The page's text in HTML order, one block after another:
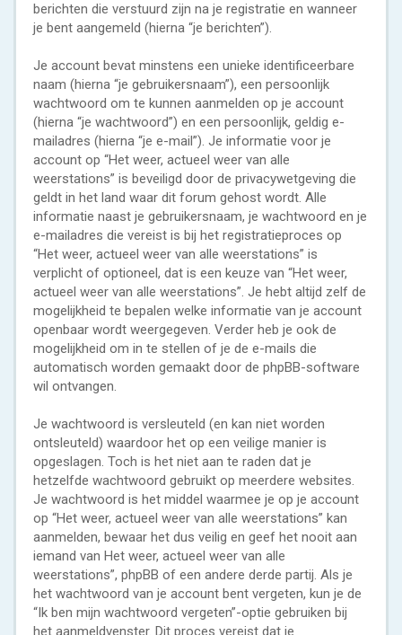
berichten die verstuurd zijn na je registratie en wanneer
je bent aangemeld (hierna “je berichten”).
Je account bevat minstens een unieke identificeerbare
naam (hierna “je gebruikersnaam”), een persoonlijk
wachtwoord om te kunnen aanmelden op je account
(hierna “je wachtwoord”) en een persoonlijk, geldig e-
mailadres (hierna “je e-mail”). Je informatie voor je
account op “Het weer, actueel weer van alle
weerstations” is beveiligd door de privacywetgeving die
geldt in het land waar dit forum gehost wordt. Alle
informatie naast je gebruikersnaam, je wachtwoord en je
e-mailadres die vereist is bij het registratieproces op
“Het weer, actueel weer van alle weerstations” is
verplicht of optioneel, dat is een keuze van “Het weer,
actueel weer van alle weerstations”. Je hebt altijd zelf de
mogelijkheid te bepalen welke informatie van je account
openbaar wordt weergegeven. Verder heb je ook de
mogelijkheid om in te stellen of je de e-mails die
automatisch worden gemaakt door de phpBB-software
wil ontvangen.
Je wachtwoord is versleuteld (en kan niet worden
ontsleuteld) waardoor het op een veilige manier is
opgeslagen. Toch is het niet aan te raden dat je
hetzelfde wachtwoord gebruikt op meerdere websites.
Je wachtwoord is het middel waarmee je op je account
op “Het weer, actueel weer van alle weerstations” kan
aanmelden, bewaar het dus veilig en geef het nooit aan
iemand van Het weer, actueel weer van alle
weerstations”, phpBB of een andere derde partij. Als je
het wachtwoord van je account bent vergeten, kun je de
“Ik ben mijn wachtwoord vergeten”-optie gebruiken bij
het aanmeldvenster. Dit proces vereist dat je